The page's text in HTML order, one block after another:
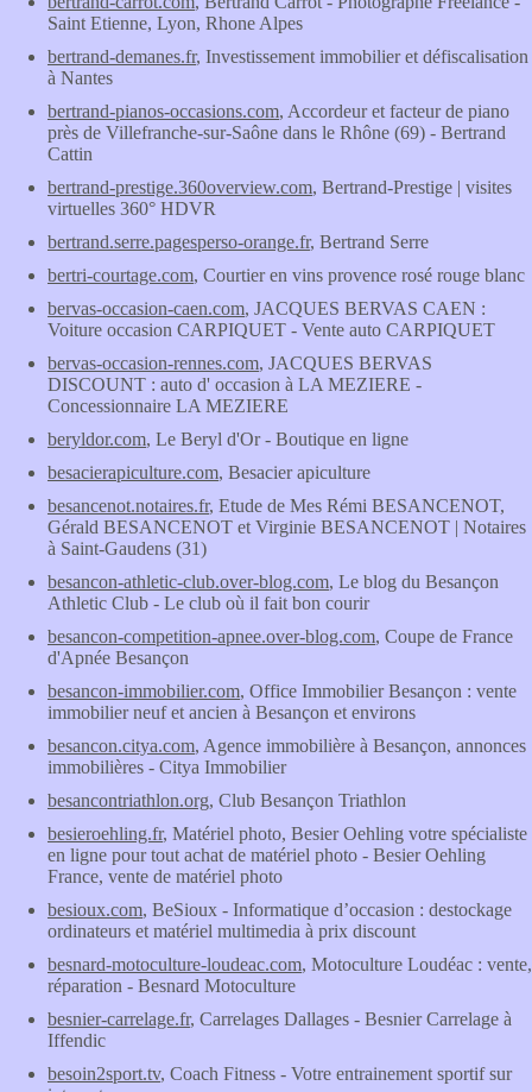
Saint Etienne, Lyon, Rhone Alpes
bertrand-demanes.fr, Investissement immobilier et défiscalisation
à Nantes
bertrand-pianos-occasions.com, Accordeur et facteur de piano
près de Villefranche-sur-Saône dans le Rhône (69) - Bertrand
Cattin
bertrand-prestige.360overview.com, Bertrand-Prestige | visites
virtuelles 360° HDVR
bertrand.serre.pagesperso-orange.fr, Bertrand Serre
bertri-courtage.com, Courtier en vins provence rosé rouge blanc
bervas-occasion-caen.com, JACQUES BERVAS CAEN :
Voiture occasion CARPIQUET - Vente auto CARPIQUET
bervas-occasion-rennes.com, JACQUES BERVAS
DISCOUNT : auto d' occasion à LA MEZIERE -
Concessionnaire LA MEZIERE
beryldor.com, Le Beryl d'Or - Boutique en ligne
besacierapiculture.com, Besacier apiculture
besancenot.notaires.fr, Etude de Mes Rémi BESANCENOT,
Gérald BESANCENOT et Virginie BESANCENOT | Notaires
à Saint-Gaudens (31)
besancon-athletic-club.over-blog.com, Le blog du Besançon
Athletic Club - Le club où il fait bon courir
besancon-competition-apnee.over-blog.com, Coupe de France
d'Apnée Besançon
besancon-immobilier.com, Office Immobilier Besançon : vente
immobilier neuf et ancien à Besançon et environs
besancon.citya.com, Agence immobilière à Besançon, annonces
immobilières - Citya Immobilier
besancontriathlon.org, Club Besançon Triathlon
besieroehling.fr, Matériel photo, Besier Oehling votre spécialiste
en ligne pour tout achat de matériel photo - Besier Oehling
France, vente de matériel photo
besioux.com, BeSioux - Informatique d’occasion : destockage
ordinateurs et matériel multimedia à prix discount
besnard-motoculture-loudeac.com, Motoculture Loudéac : vente,
réparation - Besnard Motoculture
besnier-carrelage.fr, Carrelages Dallages - Besnier Carrelage à
Iffendic
besoin2sport.tv, Coach Fitness - Votre entrainement sportif sur